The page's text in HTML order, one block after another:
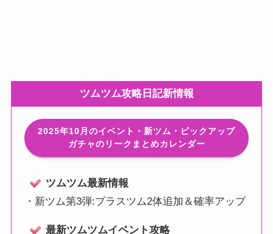
ツムツム攻略日記新情報
2025年10月のイベント・新ツム・ピックアップ
ガチャのリークまとめカレンダー
ツムツム最新情報
・ 新ツム第3弾:プラスツム2体追加＆確率アップ
最新ツムツムイベント攻略